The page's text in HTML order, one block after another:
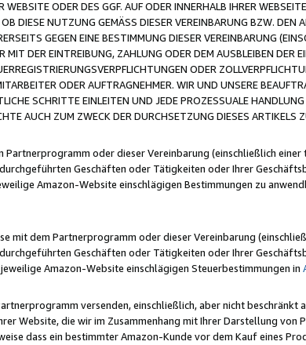
ODER DES GGF. AUF ODER INNERHALB IHRER
DIESE NUTZUNG GEMÄSS DIESER VEREINBARUNG BZW. DEN
GEGEN EINE BESTIMMUNG DIESER VEREINBARUNG
DER EINTREIBUNG, ZAHLUNG ODER DEM AUSBLEIBEN DER
ODER
ODER AUFTRAGNEHMER. WIR UND UNSERE
SCHRITTE EINLEITEN UND JEDE PROZESSUALE
AUCH ZUM ZWECK DER DURCHSETZUNG DIESES ARTIKELS
oder dieser Vereinbarung (einschließlich einer
Geschäften oder Tätigkeiten oder Ihrer
Amazon-Website einschlägigen Bestimmungen zu
mit dem Partnerprogramm oder dieser Vereinbarung
Geschäften oder Tätigkeiten oder Ihrer
Amazon-Website einschlägigen Steuerbestimmungen in
versenden, einschließlich, aber nicht beschränkt
Website, die wir im Zusammenhang mit Ihrer Darstellung von
dass ein bestimmter Amazon-Kunde vor dem Kauf eines